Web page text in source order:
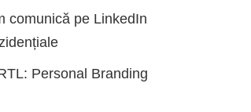
comunică pe LinkedIn
Personal Branding